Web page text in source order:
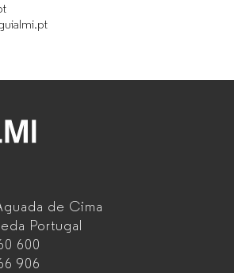
de Cima
Portugal
600
906